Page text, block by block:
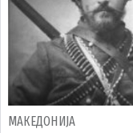
МАКЕДОНИЈА